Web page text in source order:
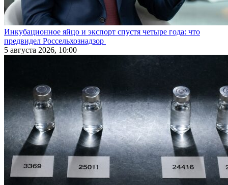
Инкубационное яйцо и экспорт спустя четыре года: что
предвидел Россельхознадзор
5 августа 2026, 10:00